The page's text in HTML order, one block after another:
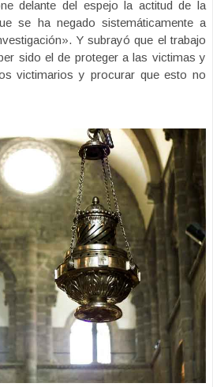
delante del espejo la actitud de la
se ha negado sistemáticamente a
Y subrayó que el trabajo
sido el de proteger a las victimas y
victimarios y procurar que esto no